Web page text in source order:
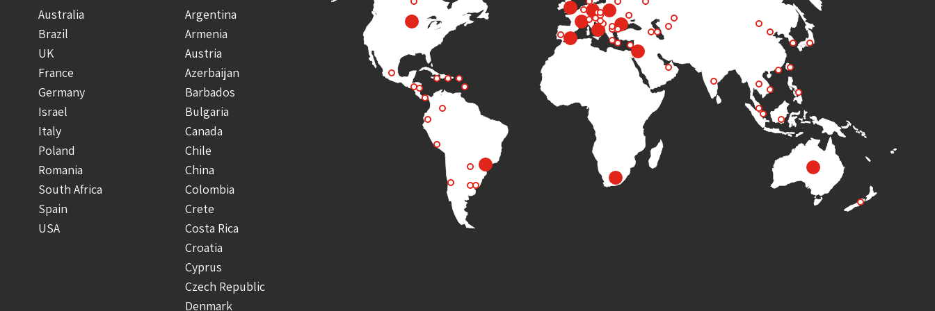
Australia
Brazil
UK
France
Germany
Israel
Italy
Poland
Romania
South Africa
Spain
USA
Argentina
Armenia
Austria
Azerbaijan
Barbados
Bulgaria
Canada
Chile
China
Colombia
Crete
Costa Rica
Croatia
Cyprus
Czech Republic
Denmark